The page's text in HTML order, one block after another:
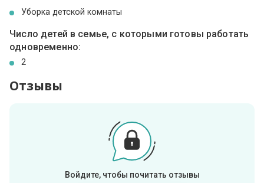
Уборка детской комнаты
Число детей в семье, с которыми готовы работать
одновременно:
2
Отзывы
Войдите, чтобы почитать отзывы